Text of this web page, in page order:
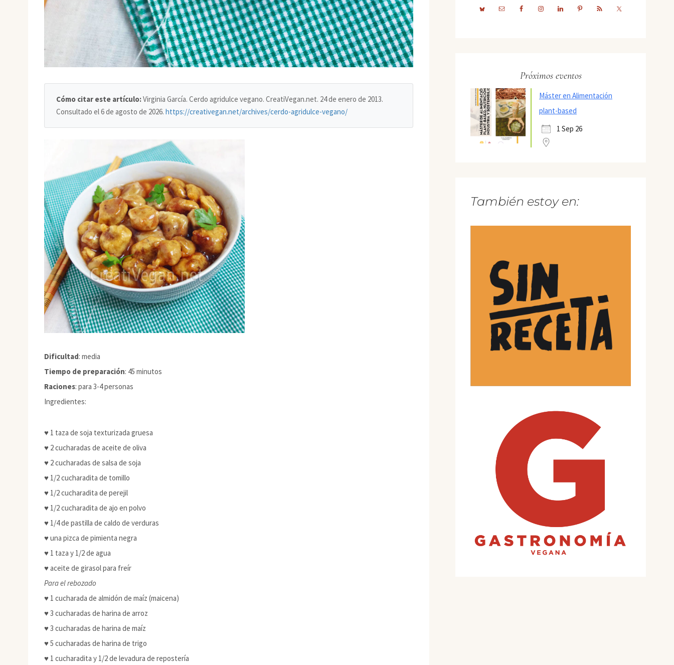
Cómo citar este artículo:Virginia García. Cerdo agridulce vegano. CreatiVegan.net. 24 de enero de 2013.
Consultado el6 de agosto de 2026. https://creativegan.net/archives/cerdo-agridulce-vegano/
Dificultad: media
Tiempo de preparación: 45 minutos
Raciones: para 3-4 personas
Ingredientes:
♥ 1 taza de soja texturizada gruesa
♥ 2 cucharadas de aceite de oliva
♥ 2 cucharadas de salsa de soja
♥ 1/2 cucharadita de tomillo
♥ 1/2 cucharadita de perejil
♥ 1/2 cucharadita de ajo en polvo
♥ 1/4 de pastilla de caldo de verduras
♥ una pizca de pimienta negra
♥ 1 taza y 1/2 de agua
♥ aceite de girasol para freír
Para el rebozado
♥ 1 cucharada de almidón de maíz (maicena)
♥ 3 cucharadas de harina de arroz
♥ 3 cucharadas de harina de maíz
♥ 5 cucharadas de harina de trigo
♥ 1 cucharadita y 1/2 de levadura de repostería
Próximos eventos
Máster en Alimentación
plant-based
1 Sep 26
También estoy en: